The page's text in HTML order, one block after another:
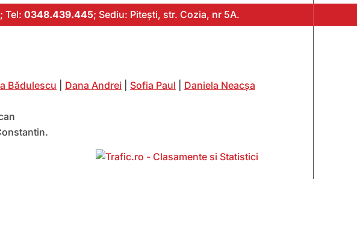
; Tel: 0348.439.445; Sediu: Pitești, str. Cozia, nr 5A.
Bădulescu Dana Andrei Sofia Paul
Daniela Neacșa